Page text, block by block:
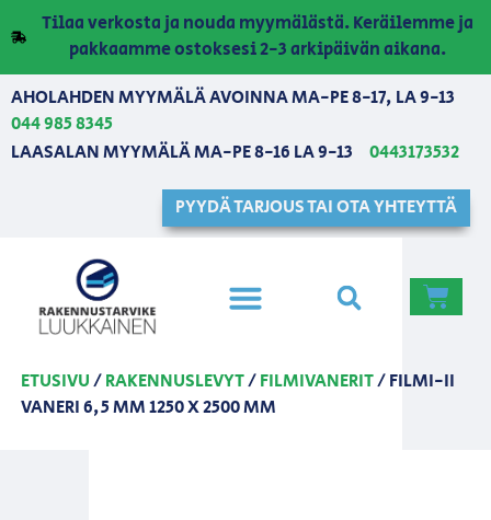
Tilaa verkosta ja nouda myymälästä. Keräilemme ja
pakkaamme ostoksesi 2-3 arkipäivän aikana.
AHOLAHDEN MYYMÄLÄ AVOINNA MA-PE 8-17, LA 9-13
044 985 8345
LAASALAN MYYMÄLÄ MA-PE 8-16 LA 9-13
0443173532
PYYDÄ TARJOUS TAI OTA YHTEYTTÄ
ETUSIVU/RAKENNUSLEVYT/FILMIVANERIT/ FILMI-II
VANERI 6,5 MM 1250 X 2500 MM